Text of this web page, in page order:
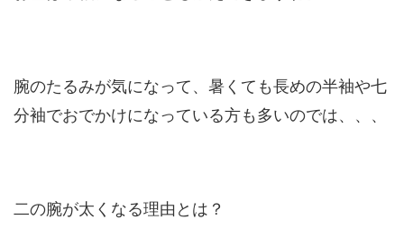
腕のたるみが気になって、暑くても長めの半袖や七
分袖でおでかけになっている方も多いのでは、、、
二の腕が太くなる理由とは？